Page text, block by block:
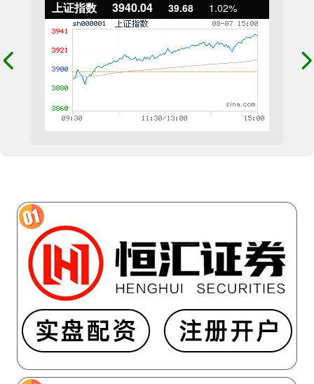
上证指数 3940.04 39.68 1.02%